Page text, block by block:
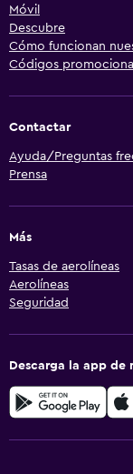
Móvil
Descubre
Cómo funcionan
Códigos
Contactar
Ayuda/Preguntas
Prensa
Más
Tasas de aerolíneas
Aerolíneas
Seguridad
Descarga la app de